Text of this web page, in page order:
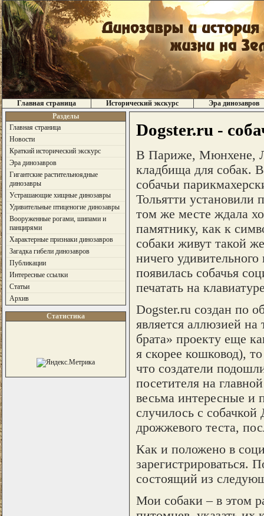
Главная страница Исторический экскурс
Эра динозавров
Разделы
Главная страница
Новости
Краткий исторический экскурс
Эра динозавров
Гигантские растительноядные
динозавры
Устрашающие хищные динозавры
Удивительные птиценогие динозавры
Вооруженные рогами, шипами и
панцирями
Характерные признаки динозавров
Загадка гибели динозавров
Публикации
Интересные ссылки
Статьи
Архив
Статистика
Dogster.ru -
В Париже, Мюнхене,
кладбища для собак.
собачьи
Тольятти установили
том же месте ждала
памятнику, как к
собаки живут такой
ничего
появилась собачья
печатать на
Dogster.ru создан по
является аллюзией
брата» проекту еще
я скорее кошковод),
что создатели
посетителя на
весьма интересные и
случилось с
дрожжевого теста,
Как и положено в
зарегистрироваться.
состоящий из
Мои собаки – в этом